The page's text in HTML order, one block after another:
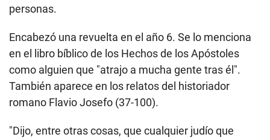
personas.
Encabezó una revuelta en el año 6. Se lo menciona
en el libro bíblico de los Hechos de los Apóstoles
como alguien que "atrajo a mucha gente tras él".
También aparece en los relatos del historiador
romano Flavio Josefo (37-100).
"Dijo, entre otras cosas, que cualquier judío que